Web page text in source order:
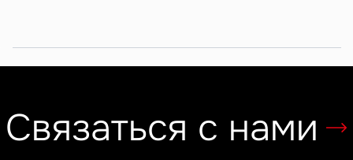
Связаться с нами